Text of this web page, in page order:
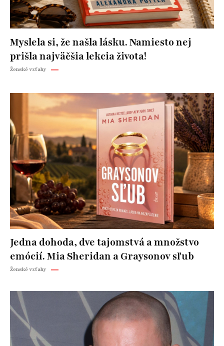
Myslela si, že našla lásku. Namiesto nej
prišla najväčšia lekcia života!
Ženské vzťahy
Jedna dohoda, dve tajomstvá a množstvo
emócií. Mia Sheridan a Graysonov sľub
Ženské vzťahy